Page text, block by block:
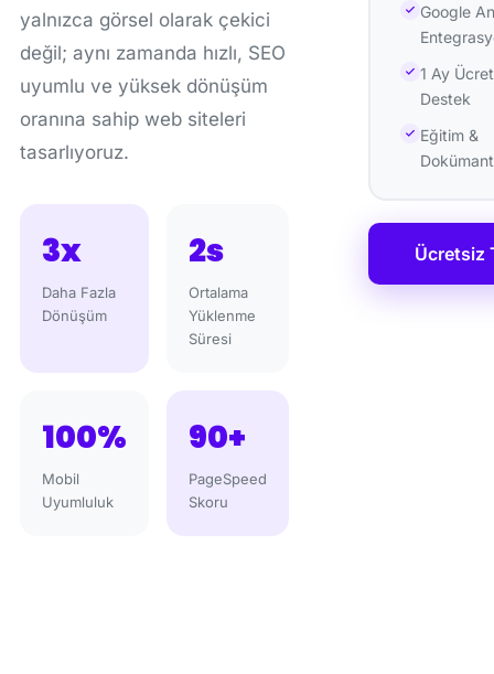
yalnızca görsel olarak çekici
değil; aynı zamanda hızlı, SEO
uyumlu ve yüksek dönüşüm
oranına sahip web siteleri
tasarlıyoruz.
3x
Daha Fazla
Dönüşüm
2s
Ortalama
Yüklenme
Süresi
100%
Mobil
Uyumluluk
90+
PageSpeed
Skoru
Google
1 Ay
Destek
Eğitim &
Ücretsiz